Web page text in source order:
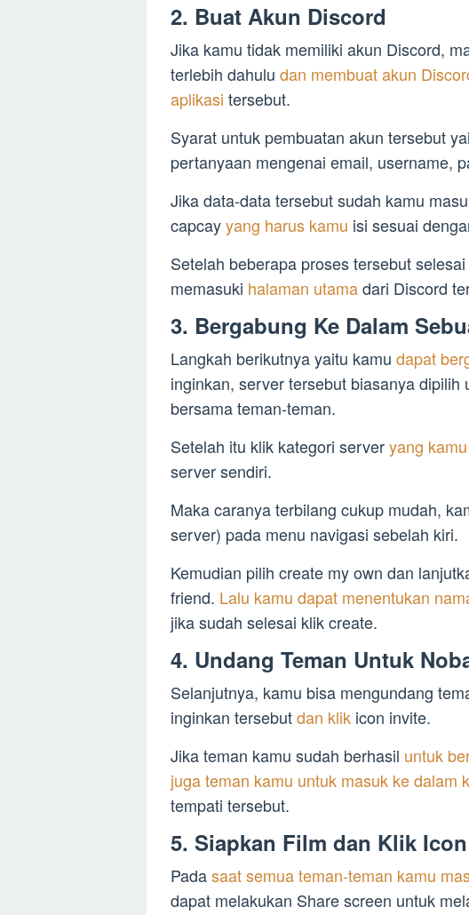
2. Buat Akun Discord
Jika kamu tidak memiliki akun Discord,
terlebih dahulu dan membuat akun
aplikasi tersebut.
Syarat untuk pembuatan akun tersebut
pertanyaan mengenai email, username,
Jika data-data tersebut sudah kamu
capcayyang harus kamu isi sesuai
Setelah beberapa proses tersebut
memasuki halaman utamadari Discord
3. Bergabung Ke Dalam
Langkah berikutnya yaitu kamu dapat
inginkan, server tersebut biasanya
bersama teman-teman.
Setelah itu klik kategori serveryang
server sendiri.
Maka caranya terbilang cukup mudah,
server) pada menu navigasi sebelah kiri.
Kemudian pilih create my own dan
friend. Lalu kamu dapat menentukan
jika sudah selesai klik create.
4. Undang Teman Untuk
Selanjutnya, kamu bisa mengundang
inginkan tersebutdan klik icon invite.
Jika teman kamu sudah berhasil untuk
juga teman kamu untuk masuk ke dalam
tempati tersebut.
5. Siapkan Film dan Klik
Padasaat semua teman-teman kamu
dapat melakukan Share screen untuk